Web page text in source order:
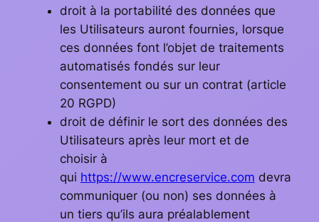
droit à la portabilité des données que
les Utilisateurs auront fournies, lorsque
ces données font l’objet de traitements
automatisés fondés sur leur
consentement ou sur un contrat (article
20 RGPD)
droit de définir le sort des données des
Utilisateurs après leur mort et de
choisir à
qui https://www.encreservice.com devra
communiquer (ou non) ses données à
un tiers qu’ils aura préalablement